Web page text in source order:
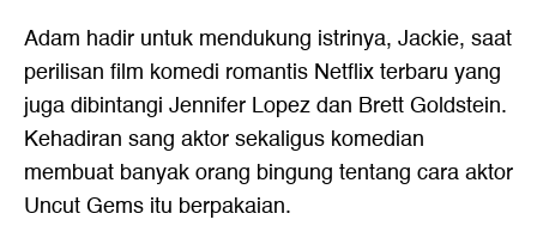
Adam hadir untuk mendukung istrinya, Jackie, saat
perilisan film komedi romantis Netflix terbaru yang
juga dibintangi Jennifer Lopez dan Brett Goldstein.
Kehadiran sang aktor sekaligus komedian
membuat banyak orang bingung tentang cara aktor
Uncut Gems itu berpakaian.